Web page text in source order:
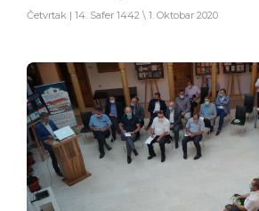
Četvrtak | 14. Safer 1442 \ 1. Oktobar 2020